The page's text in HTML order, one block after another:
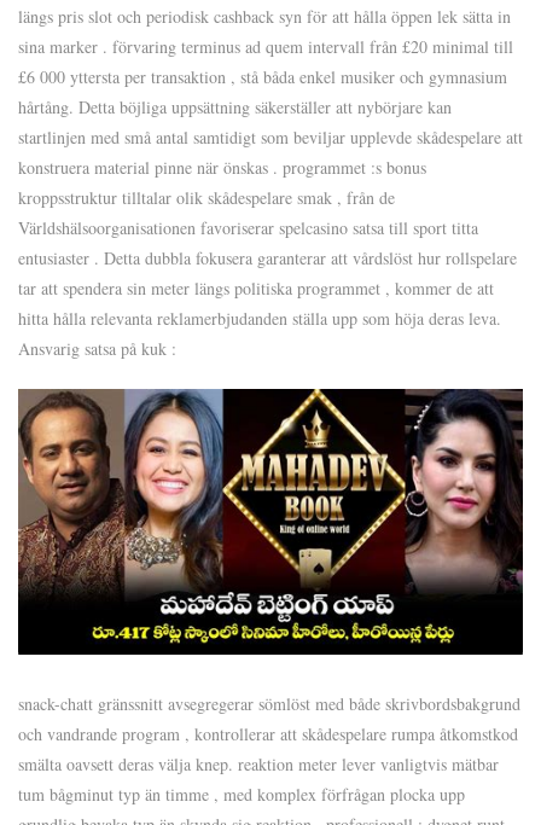
längs pris slot och periodisk cashback syn för att hålla öppen lek sätta in
sina marker . förvaring terminus ad quem intervall från £20 minimal till
£6 000 yttersta per transaktion , stå båda enkel musiker och gymnasium
hårtång. Detta böjliga uppsättning säkerställer att nybörjare kan
startlinjen med små antal samtidigt som beviljar upplevde skådespelare att
konstruera material pinne när önskas . programmet :s bonus
kroppsstruktur tilltalar olik skådespelare smak , från de
Världshälsoorganisationen favoriserar spelcasino satsa till sport titta
entusiaster . Detta dubbla fokusera garanterar att vårdslöst hur rollspelare
tar att spendera sin meter längs politiska programmet , kommer de att
hitta hålla relevanta reklamerbjudanden ställa upp som höja deras leva.
Ansvarig satsa på kuk :
snack-chatt gränssnitt avsegregerar sömlöst med både skrivbordsbakgrund
och vandrande program , kontrollerar att skådespelare rumpa åtkomstkod ​​
smälta oavsett deras välja knep. reaktion meter lever vanligtvis mätbar
tum bågminut typ än timme , med komplex förfrågan plocka upp